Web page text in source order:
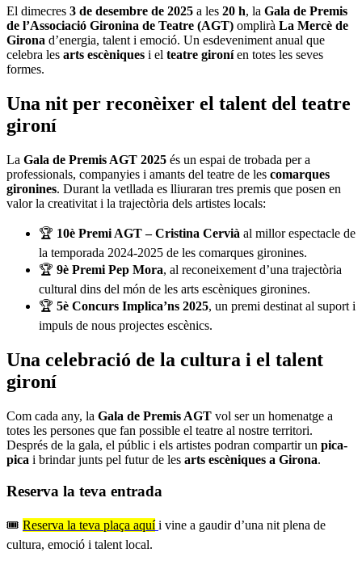
El dimecres 3 de desembre de 2025 a les 20 h, la Gala de Premis
de l’Associació Gironina de Teatre (AGT) omplirà La Mercè de
Girona d’energia, talent i emoció. Un esdeveniment anual que
celebra les arts escèniques i el teatre gironíen totes les seves
formes.
Una nit per reconèixer el talent del teatre
gironí
La Gala de Premis AGT 2025 és un espai de trobada per a
professionals, companyies i amants del teatre de les comarques
gironines. Durant la vetllada es lliuraran tres premis que posen en
valor la creativitat i la trajectòria dels artistes locals:
🏆 10è Premi AGT – Cristina Cervià al millor espectacle de
la temporada 2024-2025 de les comarques gironines.
🏆 9è Premi Pep Mora, al reconeixement d’una trajectòria
cultural dins del món de les arts escèniques gironines.
🏆 5è Concurs Implica’ns 2025, un premi destinat al suport i
impuls de nous projectes escènics.
Una celebració de la cultura i el talent
gironí
Com cada any, la Gala de Premis AGT vol ser un homenatge a
totes les persones que fan possible el teatre al nostre territori.
Després de la gala, el públic i els artistes podran compartir un pica-
pica i brindar junts pel futur de les arts escèniques a Girona.
Reserva la teva entrada
🎟️ Reserva la teva plaça aquí i vine a gaudir d’una nit plena de
cultura, emoció i talent local.